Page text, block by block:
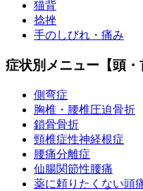
猫背
捻挫
手のしびれ・痛み
症状別メニュー【頭・
側弯症
胸椎・腰椎圧迫骨折
鎖骨骨折
頸椎症性神経根症
腰痛分離症
仙腸関節性腰痛
薬に頼りたくない頭